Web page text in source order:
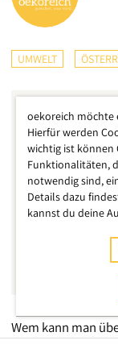
UMWELT
Wem kann man
stellen sich viele
oekoreich möchte
Hierfür werden
wichtig ist können
Funktionalitäten,
notwendig sind,
Details dazu
kannst du deine